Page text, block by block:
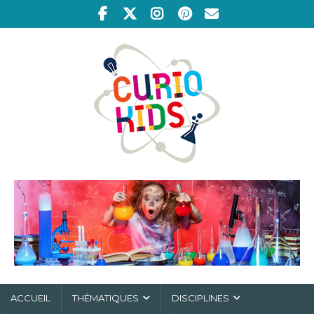
ACCUEIL THÉMATIQUES DISCIPLINES